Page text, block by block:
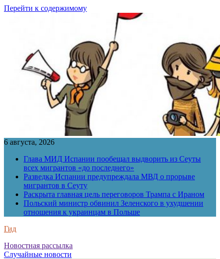
Перейти к содержимому
6 августа, 2026
Глава МИД Испании пообещал выдворить из Сеуты
всех мигрантов «до последнего»
Разведка Испании предупреждала МВД о прорыве
мигрантов в Сеуту
Раскрыта главная цель переговоров Трампа с Ираном
Польский министр обвинил Зеленского в ухудшении
отношения к украинцам в Польше
Гид
Новостная рассылка
Случайные новости